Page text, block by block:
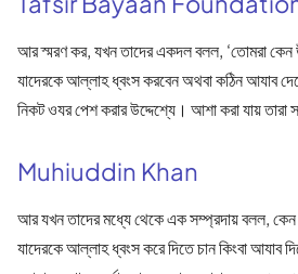
আর স্মরণ কর, যখন তাদের একদল বলল, ‘তোমরা
যাদেরকে আল্লাহ ধ্বংস করবেন অথবা কঠিন আযাব
নিকট ওযর পেশ করার উদ্দেশ্যে। আশা করা যায় তারা
Muhiuddin Khan
আর যখন তাদের মধ্যে থেকে এক সম্প্রদায় বলল, কেন
যাদেরকে আল্লাহ ধ্বংস করে দিতে চান কিংবা আযাব